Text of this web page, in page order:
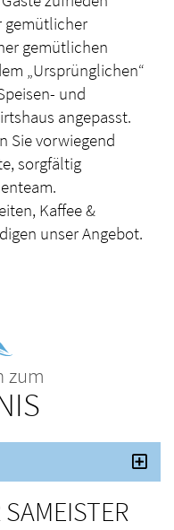
gemütlicher
gemütlichen
„Ursprünglichen“
und
angepasst.
Sie vorwiegend
sorgfältig
Kaffee &
unser Angebot.
zum